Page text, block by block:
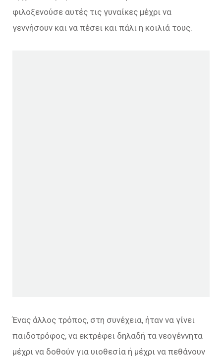
φιλοξενούσε αυτές τις γυναίκες μέχρι να
γεννήσουν και να πέσει και πάλι η κοιλιά τους.
Ένας άλλος τρόπος, στη συνέχεια, ήταν να γίνει
παιδοτρόφος, να εκτρέφει δηλαδή τα νεογέννητα
μέχρι να δοθούν για υιοθεσία ή μέχρι να πεθάνουν